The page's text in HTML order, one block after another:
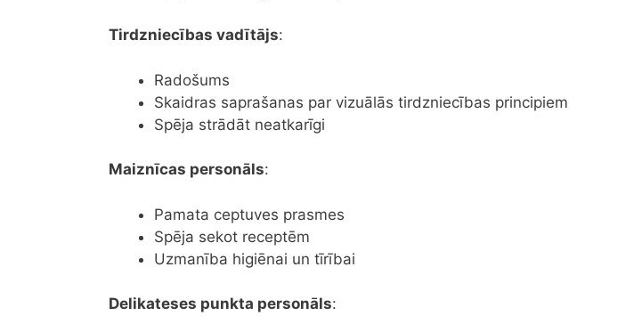
Tirdzniecības vadītājs:
Radošums
Skaidras saprašanas par vizuālās tirdzniecības principiem
Spēja strādāt neatkarīgi
Maiznīcas personāls:
Pamata ceptuves prasmes
Spēja sekot receptēm
Uzmanība higiēnai un tīrībai
Delikateses punkta personāls: